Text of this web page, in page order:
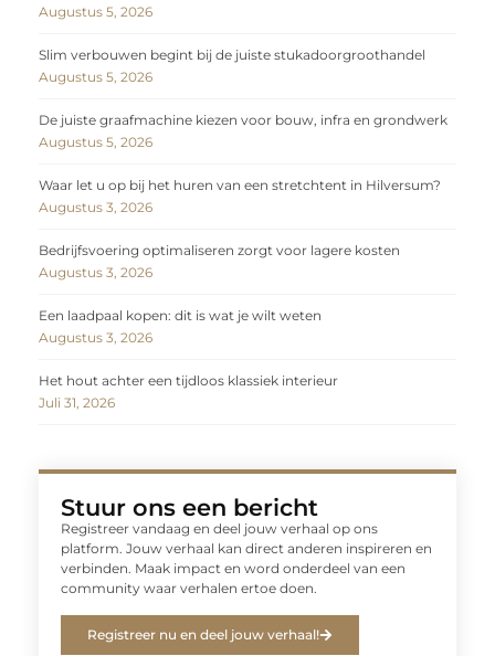
Augustus 5, 2026
Slim verbouwen begint bij de juiste stukadoorgroothandel
Augustus 5, 2026
De juiste graafmachine kiezen voor bouw, infra en grondwerk
Augustus 5, 2026
Waar let u op bij het huren van een stretchtent in Hilversum?
Augustus 3, 2026
Bedrijfsvoering optimaliseren zorgt voor lagere kosten
Augustus 3, 2026
Een laadpaal kopen: dit is wat je wilt weten
Augustus 3, 2026
Het hout achter een tijdloos klassiek interieur
Juli 31, 2026
Stuur ons een bericht
Registreer vandaag en deel jouw verhaal op ons
platform. Jouw verhaal kan direct anderen inspireren en
verbinden. Maak impact en word onderdeel van een
community waar verhalen ertoe doen.
Registreer nu en deel jouw verhaal!